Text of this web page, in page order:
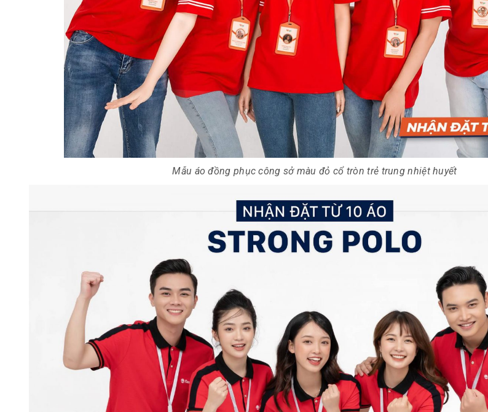
Mẫu áo đồng phục công sở màu đỏ cổ tròn trẻ trung nhiệt huyết